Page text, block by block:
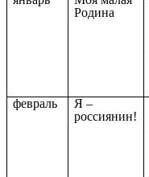
Родина
февраль
Я –
россиянин!